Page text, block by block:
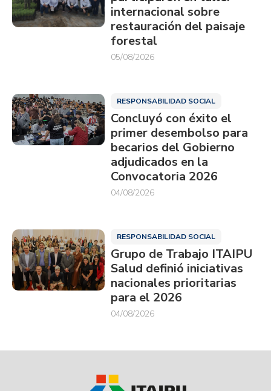
internacional sobre
restauración del paisaje
forestal
05/08/2026
RESPONSABILIDAD SOCIAL
Concluyó con éxito el
primer desembolso para
becarios del Gobierno
adjudicados en la
Convocatoria 2026
04/08/2026
RESPONSABILIDAD SOCIAL
Grupo de Trabajo ITAIPU
Salud definió iniciativas
nacionales prioritarias
para el 2026
04/08/2026